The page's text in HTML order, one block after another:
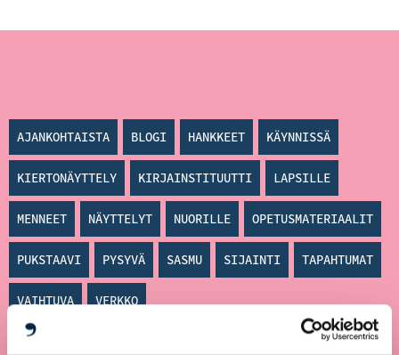
AJANKOHTAISTA BLOGI HANKKEET KÄYNNISSÄ
KIERTONÄYTTELY KIRJAINSTITUUTTI LAPSILLE
MENNEET NÄYTTELYT NUORILLE OPETUSMATERIAALIT
PUKSTAAVI PYSYVÄ SASMU SIJAINTI TAPAHTUMAT
VAIHTUVA VERKKO